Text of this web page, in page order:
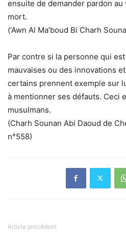
ensuite de demander pardon
mort.
(‘Awn Al Ma’boud Bi Charh
Par contre si la personne qui
mauvaises ou des innovations
certains prennent exemple sur
à mentionner ses défauts. Ceci
musulmans.
(Charh Sounan Abi Daoud de
n°558)
Article précédent